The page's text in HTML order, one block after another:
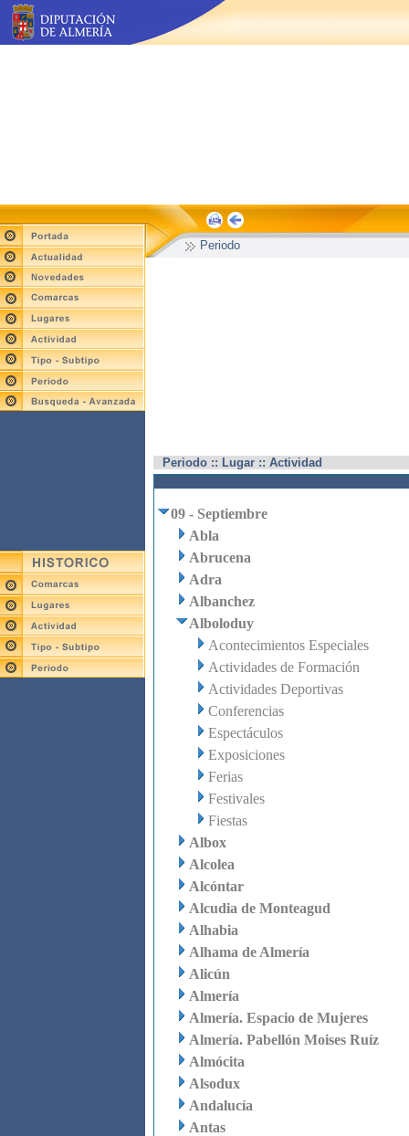
Periodo
Periodo :: Lugar :: Actividad
09 - Septiembre
Abla
Abrucena
Adra
Albanchez
Alboloduy
Acontecimientos Especiales
Actividades de Formación
Actividades Deportivas
Conferencias
Espectáculos
Exposiciones
Ferias
Festivales
Fiestas
Albox
Alcolea
Alcóntar
Alcudia de Monteagud
Alhabia
Alhama de Almería
Alicún
Almería
Almería. Espacio de Mujeres
Almería. Pabellón Moises Ruíz
Almócita
Alsodux
Andalucía
Antas